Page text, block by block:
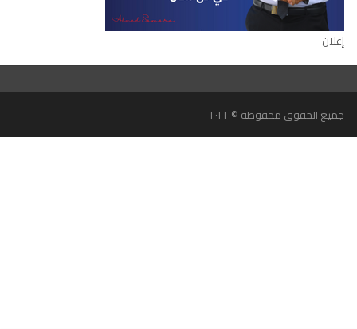
إعلان
جميع الحقوق محفوظة © ٢٠٢٢